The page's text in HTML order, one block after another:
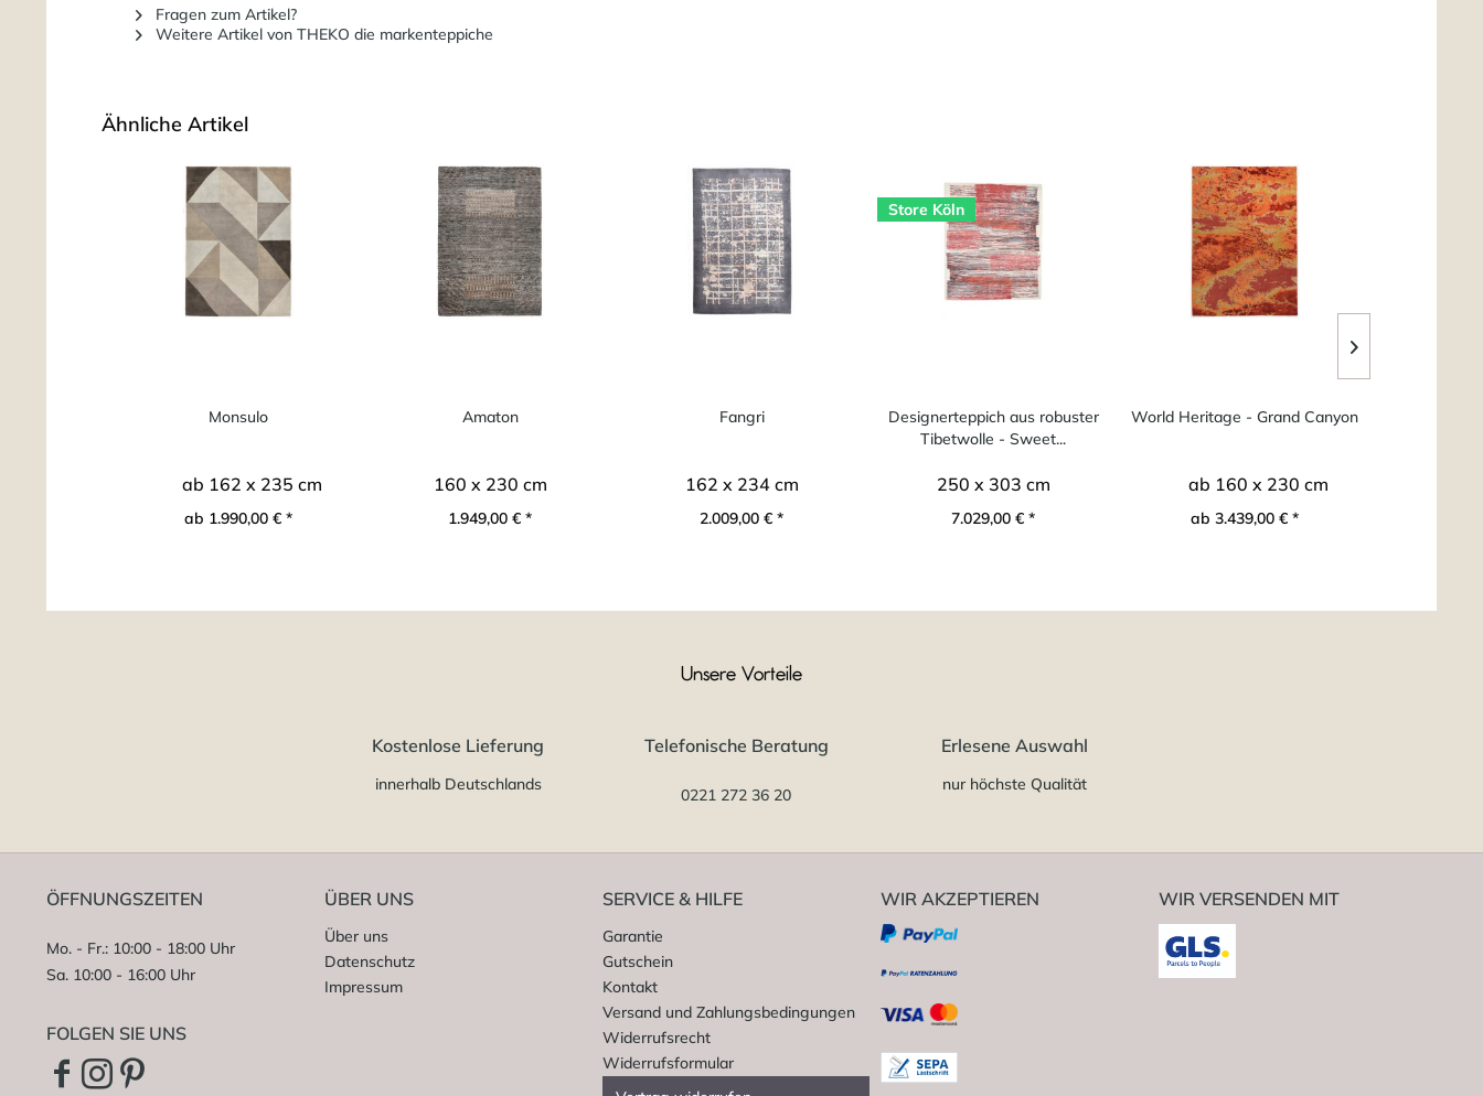
Fragen zum Artikel?
Weitere Artikel von THEKO die markenteppiche
Ähnliche Artikel
Monsulo
ab 162 x 235 cm
ab 1.990,00 € *
Amaton
160 x 230 cm
1.949,00 € *
Fangri
162 x 234 cm
2.009,00 € *
Store Köln
Designerteppich aus robuster
Tibetwolle - Sweet...
250 x 303 cm
7.029,00 € *
World Heritage - Grand Canyon
ab 160 x 230 cm
ab 3.439,00 € *
Unsere Vorteile
Kostenlose Lieferung
innerhalb Deutschlands
Telefonische Beratung
0221 272 36 20
Erlesene Auswahl
nur höchste Qualität
ÖFFNUNGSZEITEN
Mo. - Fr.: 10:00 - 18:00 Uhr
Sa. 10:00 - 16:00 Uhr
FOLGEN SIE UNS
ÜBER UNS
Über uns
Datenschutz
Impressum
SERVICE & HILFE
Garantie
Gutschein
Kontakt
Versand und Zahlungsbedingungen
Widerrufsrecht
Widerrufsformular
WIR AKZEPTIEREN WIR VERSENDEN MIT